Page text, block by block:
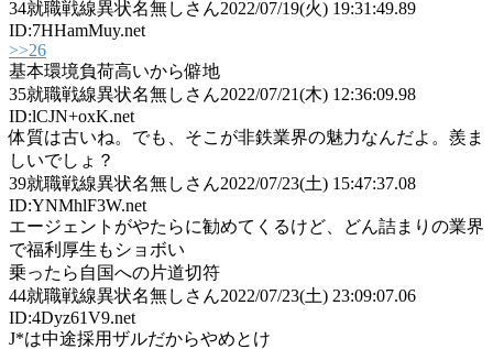
34就職戦線異状名無しさん2022/07/19(火) 19:31:49.89
ID:7HHamMuy.net
>>26
基本環境負荷高いから僻地
35就職戦線異状名無しさん2022/07/21(木) 12:36:09.98
ID:lCJN+oxK.net
体質は古いね。でも、そこが非鉄業界の魅力なんだよ。羨ま
しいでしょ？
39就職戦線異状名無しさん2022/07/23(土) 15:47:37.08
ID:YNMhlF3W.net
エージェントがやたらに勧めてくるけど、どん詰まりの業界
で福利厚生もショボい
乗ったら自国への片道切符
44就職戦線異状名無しさん2022/07/23(土) 23:09:07.06
ID:4Dyz61V9.net
J*は中途採用ザルだからやめとけ